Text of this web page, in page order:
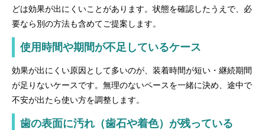
どは効果が出にくいことがあります。状態を確認したうえで、必
要なら別の方法も含めてご提案します。
使用時間や期間が不足しているケース
効果が出にくい原因として多いのが、装着時間が短い・継続期間
が足りないケースです。無理のないペースを一緒に決め、途中で
不安が出たら使い方を調整します。
歯の表面に汚れ（歯石や着色）が残っている